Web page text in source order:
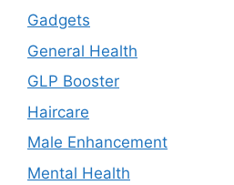
Gadgets
General Health
GLP Booster
Haircare
Male Enhancement
Mental Health